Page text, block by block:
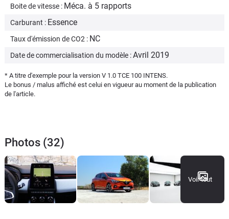
Boite de vitesse : Méca. à 5 rapports
Carburant : Essence
Taux d'émission de CO2 : NC
Date de commercialisation du modèle :Avril 2019
* A titre d'exemple pour la version V 1.0 TCE 100 INTENS.
Le bonus / malus affiché est celui en vigueur au moment de la publication
de l'article.
Photos (32)
Voir tout